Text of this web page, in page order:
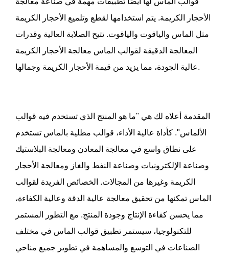
الأحجار الكريمة. يتم استخدامها لقطع وتلميع الأحجار الكريمة
مثل الماس والياقوت والياقوت. تتيح الصلابة العالية وقدرات
المعالجة الدقيقة لقوالب الماس معالجة الأحجار الكريمة
عالية الجودة، مما يزيد من قيمة الأحجار الكريمة وجمالها.
المقدمة أعلاه لك هي "ما هو المنتج الذي تستخدم فيه قوالب
الألماس". كأداة عالية الأداء، قوالب مطلية بالماس تستخدم
على نطاق واسع في معالجة المعادن ومعالجة البلاستيك
وصناعة الإلكترونيات وصناعة النفط والغاز ومعالجة الأحجار
الكريمة وغيرها من المجالات. الخصائص الفريدة لقوالب
الماس تمكنها من تحقيق معالجة عالية الدقة وعالية الكفاءة،
مما يحسن كفاءة الإنتاج وجودة المنتج. مع التطور المستمر
للتكنولوجيا، سيستمر تطبيق قوالب الماس في مختلف
الصناعات في التوسع والمساهمة في تطوير جميع مناحي